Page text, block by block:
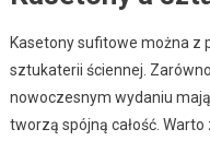
Kasetony sufitowe można z
sztukaterii ściennej.
nowoczesnym wydaniu
tworzą spójną całość.